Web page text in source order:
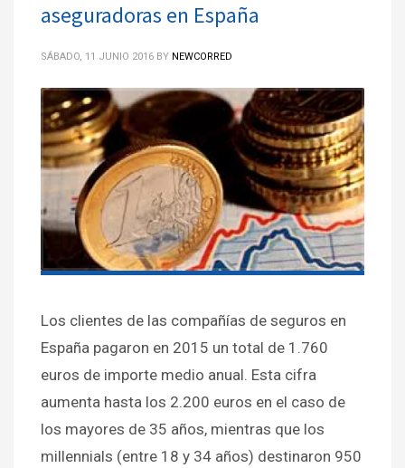
aseguradoras en España
SÁBADO, 11 JUNIO 2016 BY NEWCORRED
Los clientes de las compañías de seguros en
España pagaron en 2015 un total de 1.760
euros de importe medio anual. Esta cifra
aumenta hasta los 2.200 euros en el caso de
los mayores de 35 años, mientras que los
millennials (entre 18 y 34 años) destinaron 950